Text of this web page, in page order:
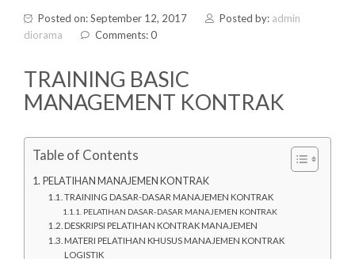
Posted on: September 12, 2017 Posted by: admin
diorama
Comments: 0
TRAINING BASIC
MANAGEMENT KONTRAK
Table of Contents
PELATIHAN MANAJEMEN KONTRAK
TRAINING DASAR-DASAR MANAJEMEN KONTRAK
PELATIHAN DASAR-DASAR MANAJEMEN KONTRAK
DESKRIPSI PELATIHAN KONTRAK MANAJEMEN
MATERI PELATIHAN KHUSUS MANAJEMEN KONTRAK
LOGISTIK